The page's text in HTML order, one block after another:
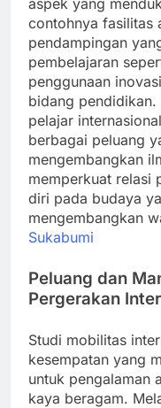
aspek yang
contohnya fasilitas
pendampingan
pembelajaran
penggunaan
bidang pendidikan.
pelajar
berbagai peluang
mengembangkan
memperkuat relasi
diri pada budaya
mengembangkan
Sukabumi
Peluang dan
Pergerakan
Studi mobilitas
kesempatan yang
untuk pengalaman
kaya beragam.